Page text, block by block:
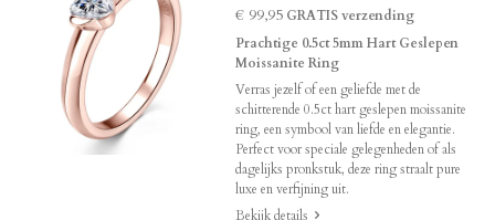
€ 99,95 GRATIS verzending
Prachtige 0.5ct 5mm Hart Geslepen
Moissanite Ring
Verras jezelf of een geliefde met de
schitterende 0.5ct hart geslepen moissanite
ring, een symbool van liefde en elegantie.
Perfect voor speciale gelegenheden of als
dagelijks pronkstuk, deze ring straalt pure
luxe en verfijning uit.
Bekijk details